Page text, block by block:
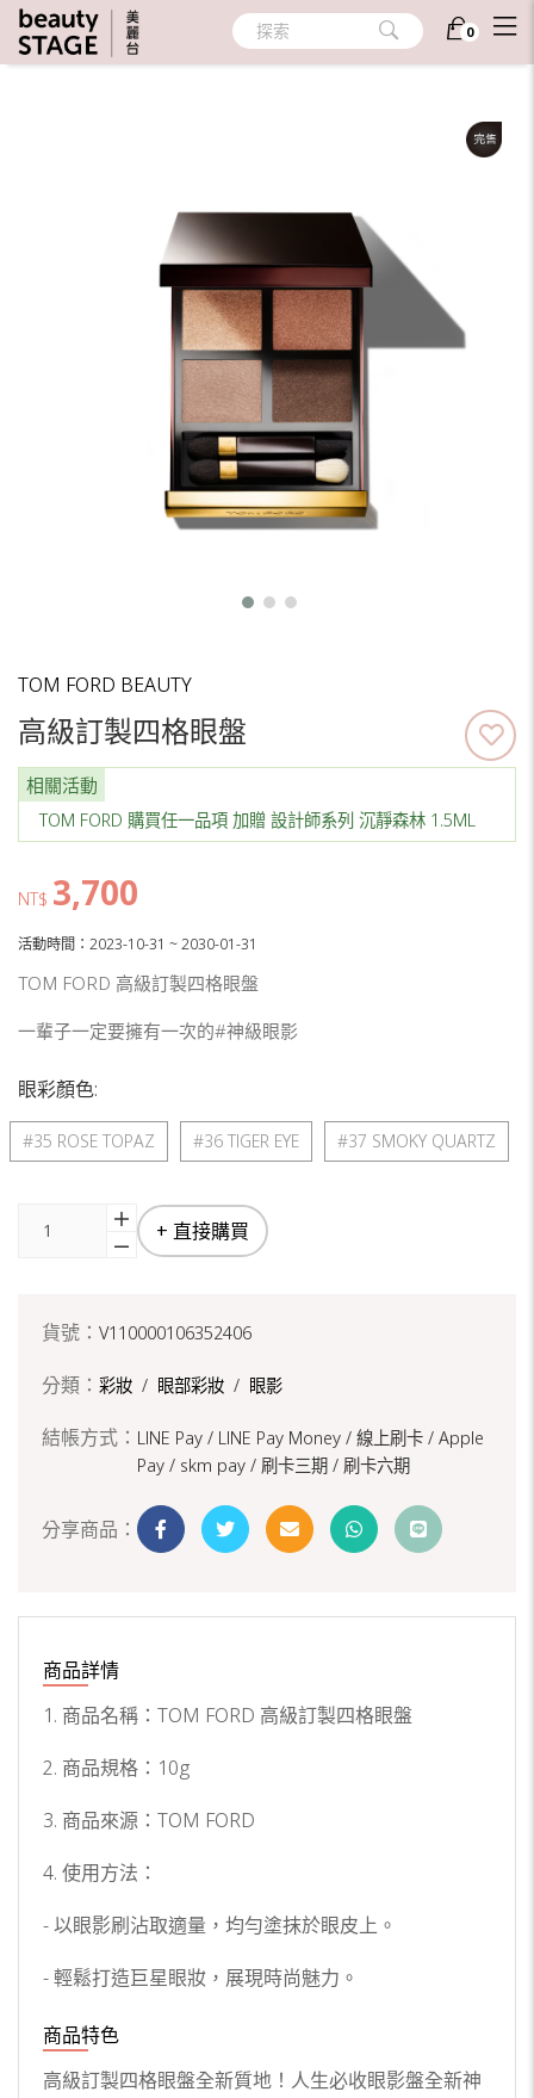
探索 0
首頁/ 彩妝 / 眼影
TOM FORD BEAUTY
高級訂製四格眼盤
相關活動
TOM FORD 購買任一品項 加贈 設計師系列 沉靜森林 1.5ML
NT$ 3,700
活動時間：2023-10-31 ~ 2030-01-31
TOM FORD 高級訂製四格眼盤
一輩子一定要擁有一次的#神級眼影
眼彩顏色:
#35 ROSE TOPAZ #36 TIGER EYE #37 SMOKY QUARTZ
+ 直接購買
貨號： V110000106352406
分類： 彩妝 / 眼部彩妝 / 眼影
結帳方式： LINE Pay / LINE Pay Money / 線上刷卡 / Apple
Pay / skm pay / 刷卡三期 / 刷卡六期
分享商品：
商品詳情
1. 商品名稱：TOM FORD 高級訂製四格眼盤
2. 商品規格：10g
3. 商品來源：TOM FORD
4. 使用方法：
- 以眼影刷沾取適量，均勻塗抹於眼皮上。
- 輕鬆打造巨星眼妝，展現時尚魅力。
商品特色
高級訂製四格眼盤全新質地！人生必收眼影盤全新神